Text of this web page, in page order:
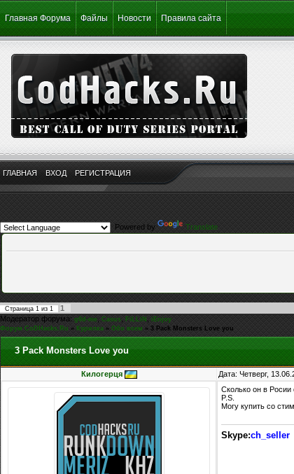
Главная Форума Файлы Новости Правила сайта
ГЛАВНАЯ ВХОД РЕГИСТРАЦИЯ
Powered by
Translate
Страница 1 из 1
1
Модератор форума:g0d-me,Casus, FiLLiN,iEnjoy
Форум CoDHacks.Ru » Курилка » Обо всем » 3 Pack Monsters Love you
3 Pack Monsters Love you
Килогерця Дата: Четверг,
Сколько он в Росии
P.S.
Могу купить со
Skype:ch_seller